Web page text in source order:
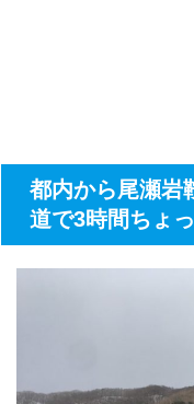
都内から尾瀬岩
道で3時間ちょ